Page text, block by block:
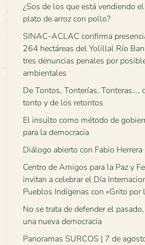
¿Sos de los que está vendiendo
plato de arroz con pollo?
SINAC-ACLAC confirma
264 hectáreas del Yolillal Río
tres denuncias penales por
ambientales
De Tontos, Tonterías, Tonteras…,
tonto y de los retontos
El insulto como método de
para la democracia
Diálogo abierto con Fabio Herrera
Centro de Amigos para la Paz y
invitan a celebrar el Día
Pueblos Indígenas con «Grito por
No se trata de defender el
una nueva democracia
Panoramas SURCOS | 7 de